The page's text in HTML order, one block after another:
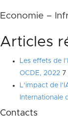
Economie –
Articles
Les effets de
OCDE, 2022
L’impact de
Internationale
Contacts